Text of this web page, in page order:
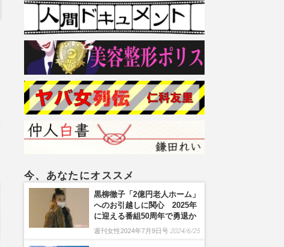
今、あなたにオススメ
黒柳徹子「2億円老人ホーム」
へのお引越しに関心 2025年
に迎える番組50周年で勇退か
週刊女性2024年7月9日号 2024/6/25